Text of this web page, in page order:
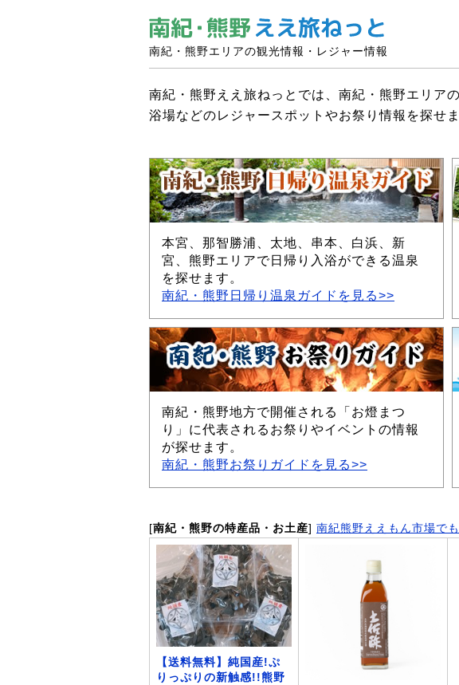
南紀・熊野エリアの観光情報・レジャー情報
南紀・熊野ええ旅ねっとでは、南紀・熊野エリア
浴場などのレジャースポットやお祭り情報を探せま
本宮、那智勝浦、太地、串本、白浜、新
宮、熊野エリアで日帰り入浴ができる温泉
を探せます。
南紀・熊野日帰り温泉ガイドを見る>>
南紀・熊野地方で開催される「お燈まつ
り」に代表されるお祭りやイベントの情報
が探せます。
南紀・熊野お祭りガイドを見る>>
[南紀・熊野の特産品・お土産] 南紀熊野ええもん市場で
【送料無料】純国産!ぷ
りっぷりの新触感!!熊野